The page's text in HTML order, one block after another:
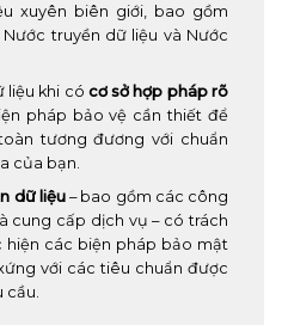
xuyên biên giới, bao gồm
truyền dữ liệu và Nước
liệu khi có cơ sở hợp pháp rõ
pháp bảo vệ cần thiết để
tương đương với chuẩn
của bạn.
dữ liệu– bao gồm các công
cung cấp dịch vụ – có trách
hiện các biện pháp bảo mật
với các tiêu chuẩn được
cầu.